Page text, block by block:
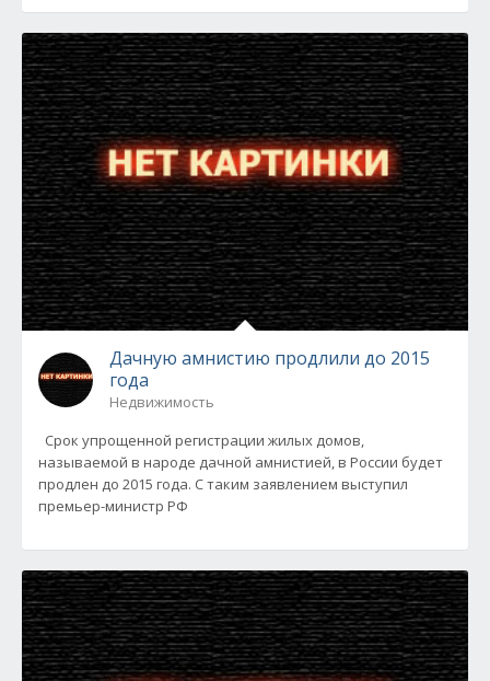
Дачную амнистию продлили до 2015
года
Недвижимость
Срок упрощенной регистрации жилых домов,
называемой в народе дачной амнистией, в России будет
продлен до 2015 года. С таким заявлением выступил
премьер-министр РФ